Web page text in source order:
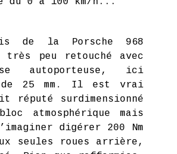
de la Porsche 968
très peu retouché avec
autoporteuse, ici
de 25 mm. Il est vrai
réputé surdimensionné
atmosphérique mais
digérer 200 Nm
seules roues arrière,